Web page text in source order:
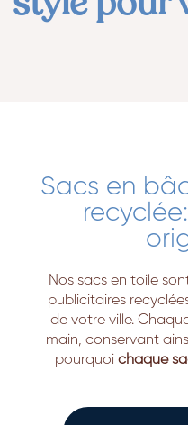
Sacs en
Nos sacs en toile
publicitaires
de votre ville.
main, conservant
pourquoichaque